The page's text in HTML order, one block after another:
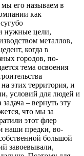
его называем в
как
нужные цели,
металлов,
когда в
городов, по-
тема освоения
этих территория, и
условий для людей и
– вернуть эту
что мы за
этот флер
наши предки, во-
большой
завоевывали,